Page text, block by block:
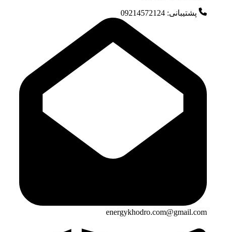
پشتیبانی: 09214572124
energykhodro.com@gmail.com